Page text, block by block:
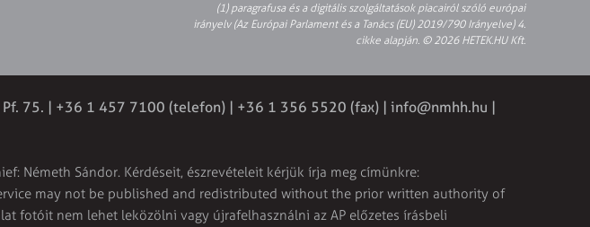
(1) paragrafusa és a digitális szolgáltatások piacairól szóló európai
irányelv (Az Európai Parlament és a Tanács (EU) 2019/790 Irányelve) 4.
cikke alapján. © 2026 HETEK.HU Kft.
Pf. 75. | +36 1 457 7100 (telefon) | +36 1 356 5520 (fax) | info@nmhh.hu |
Németh Sándor. Kérdéseit, észrevételeit kérjük írja meg címünkre:
may not be published and redistributed without the prior written authority of
fotóit nem lehet leközölni vagy újrafelhasználni az AP előzetes írásbeli